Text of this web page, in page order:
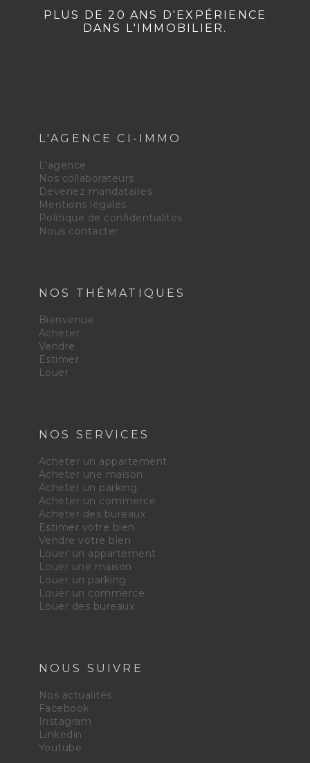
PLUS DE 20 ANS D'EXPÉRIENCE
DANS L'IMMOBILIER.
L'AGENCE CI-IMMO
L'agence
Nos collaborateurs
Devenez mandataires
Mentions légales
Politique de confidentialités
Nous contacter
NOS THÉMATIQUES
Bienvenue
Acheter
Vendre
Estimer
Louer
NOS SERVICES
Acheter un appartement
Acheter une maison
Acheter un parking
Acheter un commerce
Acheter des bureaux
Estimer votre bien
Vendre votre bien
Louer un appartement
Louer une maison
Louer un parking
Louer un commerce
Louer des bureaux
NOUS SUIVRE
Nos actualités
Facebook
Instagram
Linkedin
Youtube